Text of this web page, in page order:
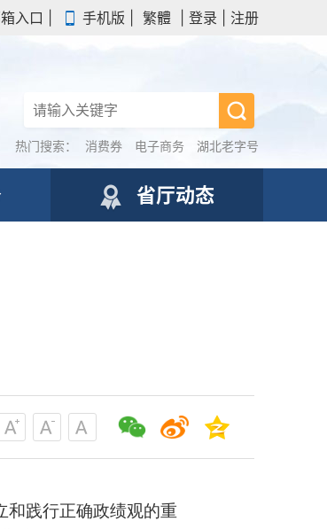
入口 手机版 繁體 登录 注册
热门搜索： 消费券 电子商务 湖北老字号
省厅动态
和践行正确政绩观的重